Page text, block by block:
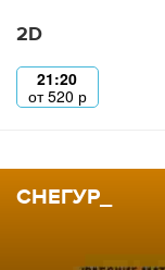
2D
21:20
от520 р
СНЕГУР_